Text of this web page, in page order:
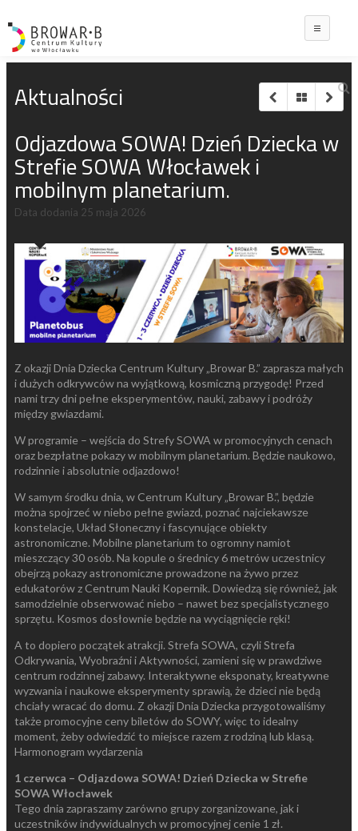
Aktualności
Odjazdowa SOWA! Dzień Dziecka w
Strefie SOWA Włocławek i
mobilnym planetarium.
Data dodania 25 maja 2026
Z okazji Dnia Dziecka Centrum Kultury „Browar B.” zaprasza małych
i dużych odkrywców na wyjątkową, kosmiczną przygodę! Przed
nami trzy dni pełne eksperymentów, nauki, zabawy i podróży
między gwiazdami.
W programie – wejścia do Strefy SOWA w promocyjnych cenach
oraz bezpłatne pokazy w mobilnym planetarium. Będzie naukowo,
rodzinnie i absolutnie odjazdowo!
W samym środku dnia, w Centrum Kultury „Browar B.”, będzie
można spojrzeć w niebo pełne gwiazd, poznać najciekawsze
konstelacje, Układ Słoneczny i fascynujące obiekty
astronomiczne. Mobilne planetarium to ogromny namiot
mieszczący 30 osób. Na kopule o średnicy 6 metrów uczestnicy
obejrzą pokazy astronomiczne prowadzone na żywo przez
edukatorów z Centrum Nauki Kopernik. Dowiedzą się również, jak
samodzielnie obserwować niebo – nawet bez specjalistycznego
sprzętu. Kosmos dosłownie będzie na wyciągnięcie ręki!
A to dopiero początek atrakcji. Strefa SOWA, czyli Strefa
Odkrywania, Wyobraźni i Aktywności, zamieni się w prawdziwe
centrum rodzinnej zabawy. Interaktywne eksponaty, kreatywne
wyzwania i naukowe eksperymenty sprawią, że dzieci nie będą
chciały wracać do domu. Z okazji Dnia Dziecka przygotowaliśmy
także promocyjne ceny biletów do SOWY, więc to idealny
moment, żeby odwiedzić to miejsce razem z rodziną lub klasą.
Harmonogram wydarzenia
1 czerwca – Odjazdowa SOWA! Dzień Dziecka w Strefie
SOWA Włocławek
Tego dnia zapraszamy zarówno grupy zorganizowane, jak i
uczestników indywidualnych w promocyjnej cenie 1 zł.